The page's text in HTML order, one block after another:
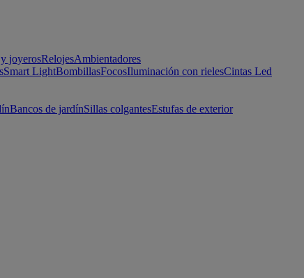
joyerosRelojesAmbientadores
Smart LightBombillasFocosIluminación con rielesCintas Led
Bancos de jardínSillas colgantesEstufas de exterior